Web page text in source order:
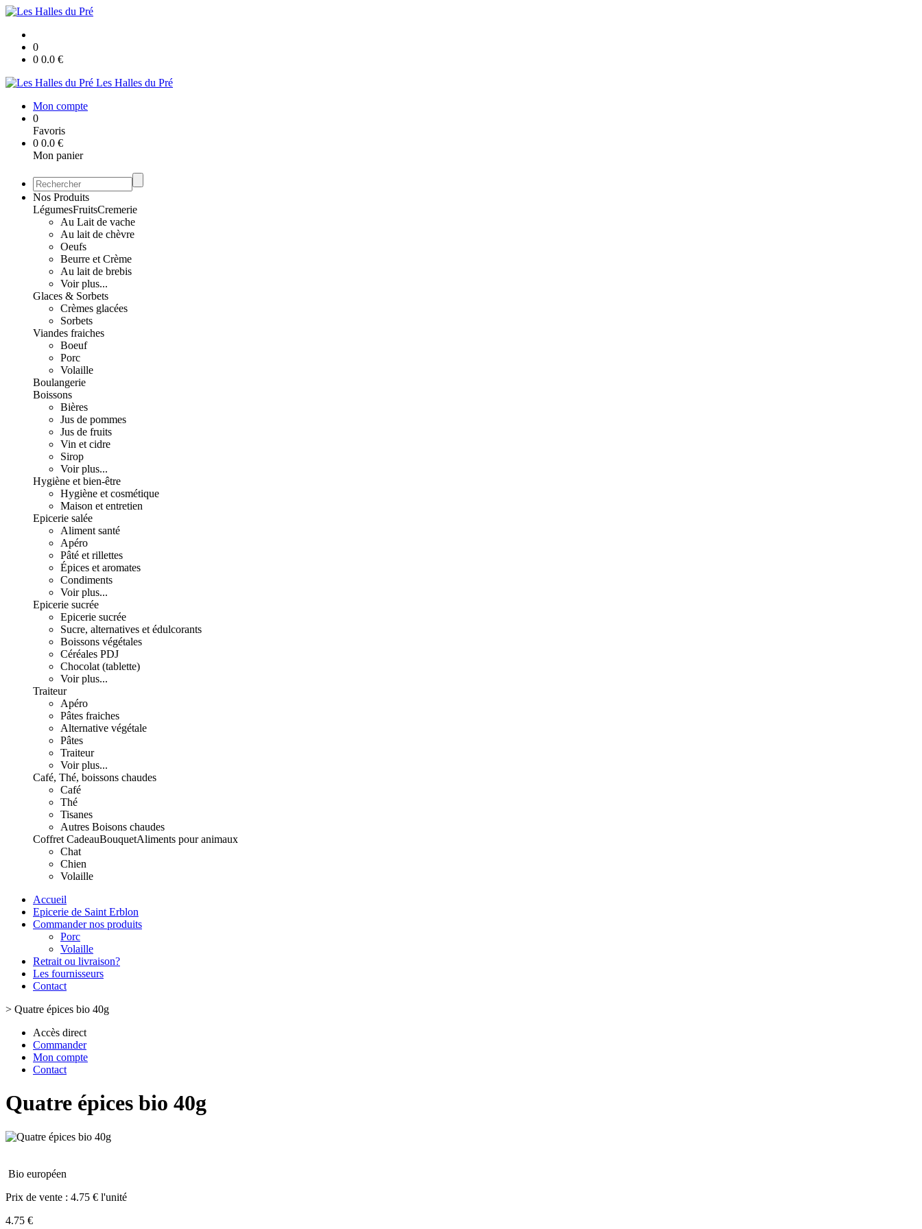
0
0 0.0 €
Les Halles du Pré
Mon compte
0
Favoris
0 0.0 €
Mon panier
Nos Produits
LégumesFruitsCremerie
Au Lait de vache
Au lait de chèvre
Oeufs
Beurre et Crème
Au lait de brebis
Voir plus...
Glaces & Sorbets
Crèmes glacées
Sorbets
Viandes fraiches
Boeuf
Porc
Volaille
Boulangerie
Boissons
Bières
Jus de pommes
Jus de fruits
Vin et cidre
Sirop
Voir plus...
Hygiène et bien-être
Hygiène et cosmétique
Maison et entretien
Epicerie salée
Aliment santé
Apéro
Pâté et rillettes
Épices et aromates
Condiments
Voir plus...
Epicerie sucrée
Epicerie sucrée
Sucre, alternatives et édulcorants
Boissons végétales
Céréales PDJ
Chocolat (tablette)
Voir plus...
Traiteur
Apéro
Pâtes fraiches
Alternative végétale
Pâtes
Traiteur
Voir plus...
Café, Thé, boissons chaudes
Café
Thé
Tisanes
Autres Boisons chaudes
Coffret CadeauBouquetAliments pour animaux
Chat
Chien
Volaille
Accueil
Epicerie de Saint Erblon
Commander nos produits
Porc
Volaille
Retrait ou livraison?
Les fournisseurs
Contact
> Quatre épices bio 40g
Accès direct
Commander
Mon compte
Contact
Quatre épices bio 40g
Bio européen
Prix de vente : 4.75 € l'unité
4.75 €